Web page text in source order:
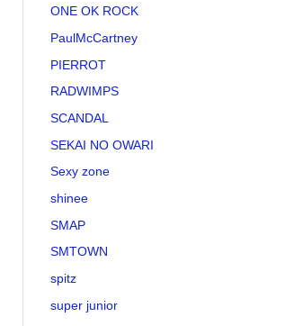
ONE OK ROCK
PaulMcCartney
PIERROT
RADWIMPS
SCANDAL
SEKAI NO OWARI
Sexy zone
shinee
SMAP
SMTOWN
spitz
super junior